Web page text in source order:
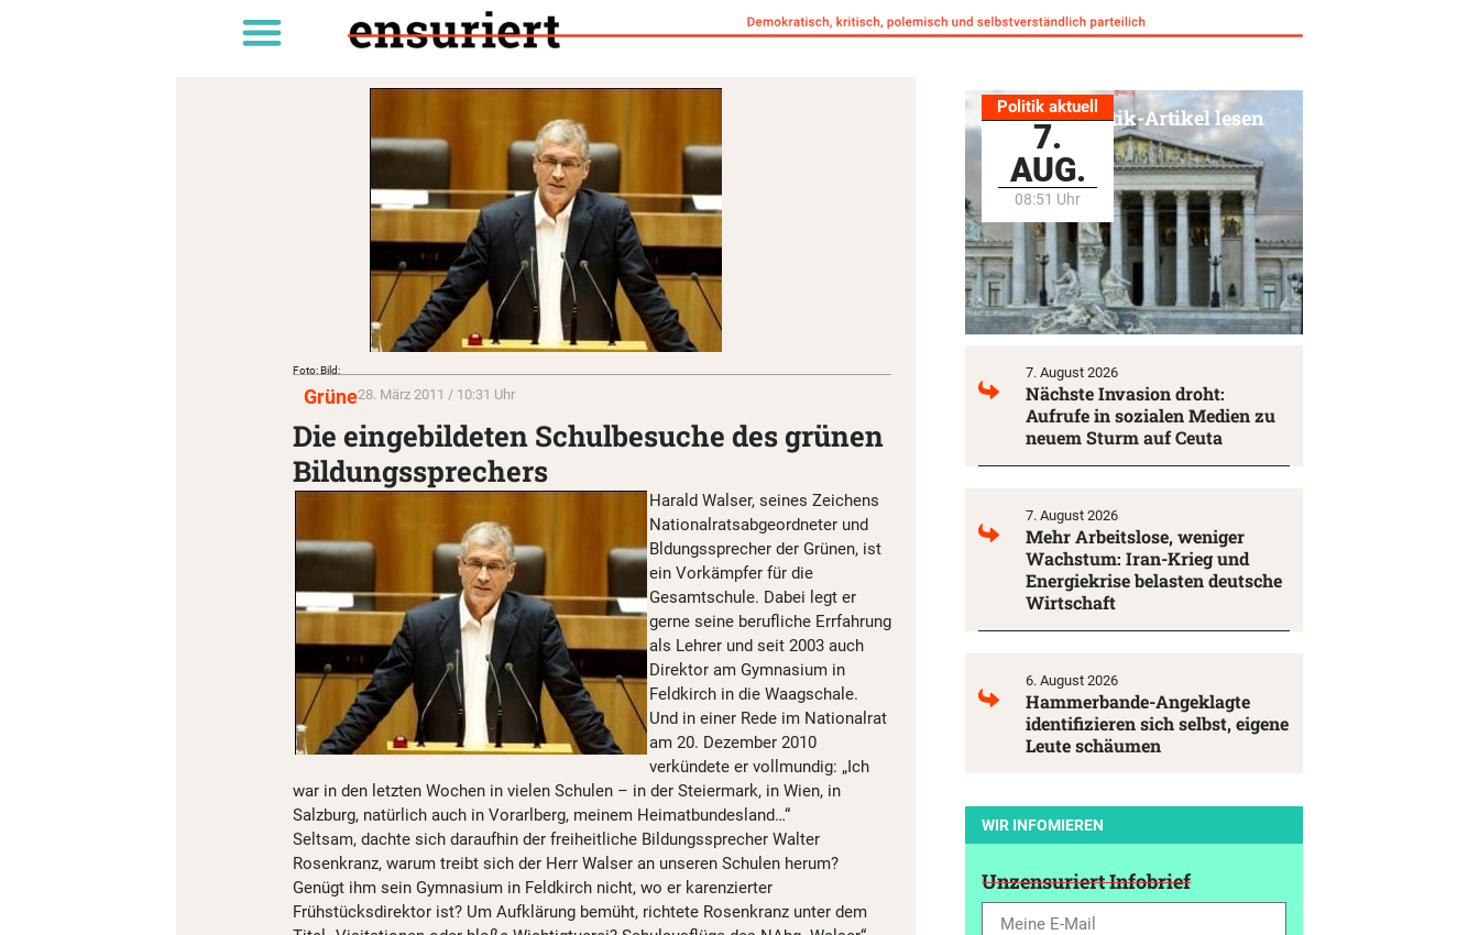
Foto: Bild:
Grüne28. März 2011 / 10:31 Uhr
Die eingebildeten Schulbesuche des grünen
Bildungssprechers
Harald Walser, seines Zeichens
Nationalratsabgeordneter und
Bldungssprecher der Grünen, ist
ein Vorkämpfer für die
Gesamtschule. Dabei legt er
gerne seine berufliche Errfahrung
als Lehrer und seit 2003 auch
Direktor am Gymnasium in
Feldkirch in die Waagschale.
Und in einer Rede im Nationalrat
am 20. Dezember 2010
verkündete er vollmundig: „Ich
war in den letzten Wochen in vielen Schulen – in der Steiermark, in Wien, in
Salzburg, natürlich auch in Vorarlberg, meinem Heimatbundesland…“
Seltsam, dachte sich daraufhin der freiheitliche Bildungssprecher Walter
Rosenkranz, warum treibt sich der Herr Walser an unseren Schulen herum?
Genügt ihm sein Gymnasium in Feldkirch nicht, wo er karenzierter
Frühstücksdirektor ist? Um Aufklärung bemüht, richtete Rosenkranz unter dem
Politik aktuell
7.
AUG.
08:51 Uhr
Alle Politik-Artikel lesen
7. August 2026
Nächste Invasion droht:
Aufrufe in sozialen Medien zu
neuem Sturm auf Ceuta
7. August 2026
Mehr Arbeitslose, weniger
Wachstum: Iran-Krieg und
Energiekrise belasten deutsche
Wirtschaft
6. August 2026
Hammerbande-Angeklagte
identifizieren sich selbst, eigene
Leute schäumen
WIR INFOMIEREN
Unzensuriert Infobrief